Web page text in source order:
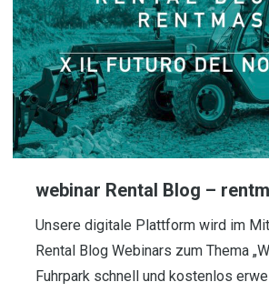
webinar Rental Blog –
Unsere digitale Plattform wird im
Rental Blog Webinars zum Thema
Fuhrpark schnell und kostenlos